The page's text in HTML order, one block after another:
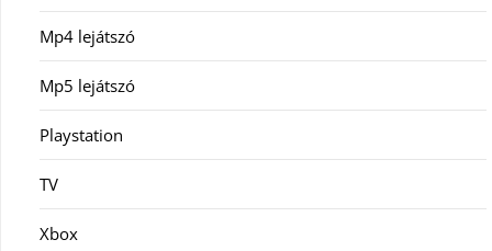
Mp4 lejátszó
Mp5 lejátszó
Playstation
TV
Xbox